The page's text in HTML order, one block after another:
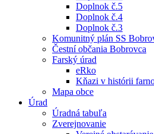
Doplnok č.5
Doplnok č.4
Doplnok č.3
Komunitný plán SS
Čestní občania Bobrovca
Farský úrad
eRko
Kňazi v histórii
Mapa obce
Úrad
Úradná tabuľa
Zverejnovanie